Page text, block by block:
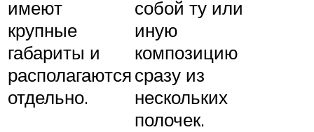
имеют
крупные
габариты и
располагаются
отдельно.
собой ту или
иную
композицию
сразу из
нескольких
полочек.